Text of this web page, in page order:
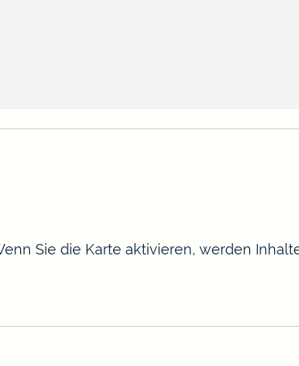
Sie die Karte aktivieren, werden